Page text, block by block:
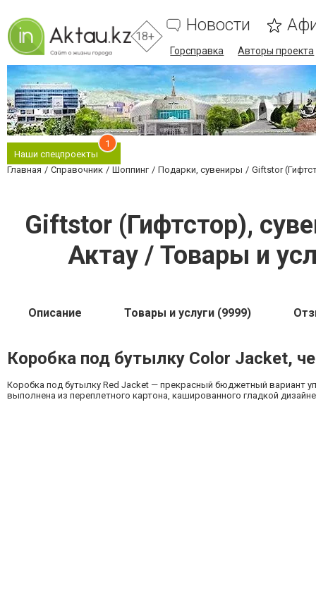
18+
Новости
Горсправка Авторы проекта
Наши спецпроекты
1
Главная Справочник Шоппинг Подарки, сувениры Giftstor
Giftstor (Гифтстор),
Актау / Товары и
Описание Товары и услуги (9999)
Коробка под бутылку Color Jacket,
Коробка под бутылку Red Jacket — прекрасный бюджетный вариант
выполнена из переплетного картона, кашированного гладкой